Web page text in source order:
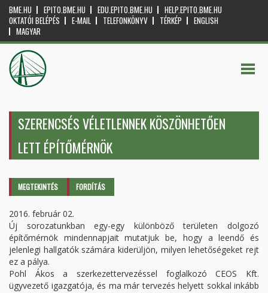
BME.HU EPITO.BME.HU EDU.EPITO.BME.HU
HELP.EPITO.BME.HU
OKTATÓI BELÉPÉS
E-MAIL TELEFONKÖNYV TÉRKÉP
ENGLISH
MAGYAR
SZERENCSÉS VÉLETLENNEK KÖSZÖNHETŐEN
LETT ÉPÍTŐMÉRNÖK
Elsődleges fülek
MEGTEKINTÉS (AKTÍVFORDÍTÁS
2016. február 02.
Új sorozatunkban egy-egy különböző területen dolgozó
építőmérnök mindennapjait mutatjuk be, hogy a leendő és
jelenlegi hallgatók számára kiderüljön, milyen lehetőségeket rejt
ez a pálya.
Pohl Ákos a szerkezettervezéssel foglalkozó CEOS Kft.
ügyvezető igazgatója, és ma már tervezés helyett sokkal inkább